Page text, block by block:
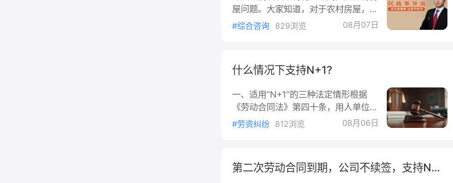
算款中，不存在空置损失；合同解除后，王女士就涉案
房屋收房保洁、对外转租等会产生相应费用及成本，再
公司退还2个月违约金足以涵盖其房屋空置损失。
提前解约触发的违约赔偿问题，损失认定往往是双
方争议焦点，如何确定预期损失？
首先，双方当事人有约定，应当遵循双方合同约
生纠纷后明晰双方责任。
屋问题。大家知道，对于农村房屋，只
能在本集体经济组织成员内部之间进行
转，是否还需要经过村委会的同意呢？
历。老张最近窝了一肚子火。他把老宅
卖给了亲侄子，同村同姓，一个灶台吃
饭的亲戚。合同白纸黑字签得板板正
#综合咨询 829浏览 08月07日
什么情况下支持N+1?
一、适用“N+1”的三种法定情形根据
《劳动合同法》第四十条，用人单位在
以下三种“无过失性辞退”情形下，可以
后，不能从事原工作，也不能从事另行
#劳资纠纷 812浏览 08月06日
第二次劳动合同到期，公司不续签，支持N还是2N?